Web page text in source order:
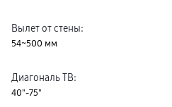
Вылет от стены:
54~500 мм
Диагональ ТВ:
40"-75"